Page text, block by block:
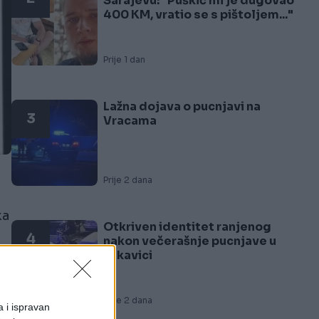
i ispravan
400 KM, vratio se s pištoljem..."
Prije 1 dan
3
Lažna dojava o pucnjavi na
Vracama
Prije 2 dana
4
Otkriven identitet ranjenog
nakon večerašnje pucnjave u
Lukavici
Prije 2 dana